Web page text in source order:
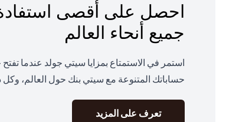
احصل على أقصى
جميع أنحاء العالم
استمر في الاستمتاع بمزايا سيتي جولد عندما
حساباتك المتنوعة مع سيتي بنك حول العالم،
تعرف على المزيد